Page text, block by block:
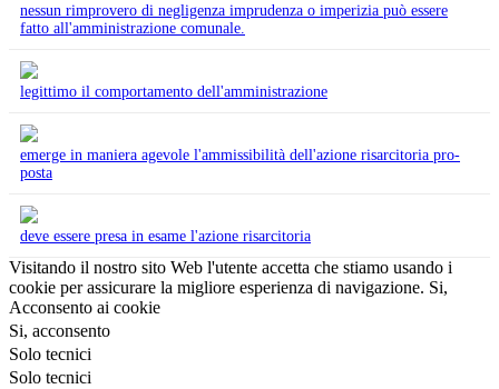
nessun rimprovero di negligenza imprudenza o imperizia può essere
fatto all'amministrazione comunale.
legittimo il comportamento dell'amministrazione
emerge in maniera agevole l'ammissibilità dell'azione risarcitoria pro-
posta
deve essere presa in esame l'azione risarcitoria
Visitando il nostro sito Web l'utente accetta che stiamo usando i
cookie per assicurare la migliore esperienza di navigazione. Si,
Acconsento ai cookie
Si, acconsento
Solo tecnici
Solo tecnici